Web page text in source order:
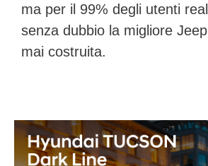
ma per il 99% degli utenti
senza dubbio la migliore
mai costruita.